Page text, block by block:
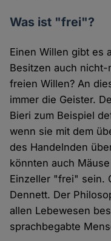
Was ist "frei"?
Einen Willen gibt es
Besitzen auch
freien Willen? An
immer die Geister.
Bieri zum Beispiel
wenn sie mit dem
des Handelnden
könnten auch
Einzeller "frei" sein.
Dennett. Der
allen Lebewesen
sprachbegabte